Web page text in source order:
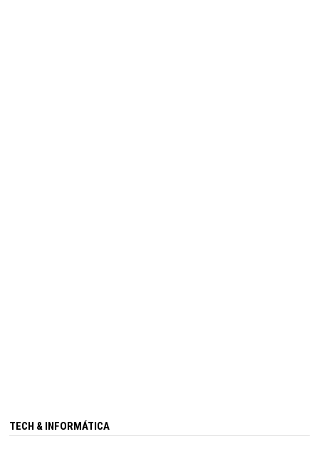
TECH & INFORMÁTICA